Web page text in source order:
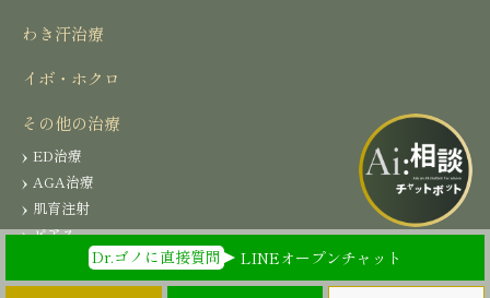
わき汗治療
イボ・ホクロ
その他の治療
ED治療
AGA治療
肌育注射
ピアス
Dr.ゴノに直接質問 LINEオープンチャット